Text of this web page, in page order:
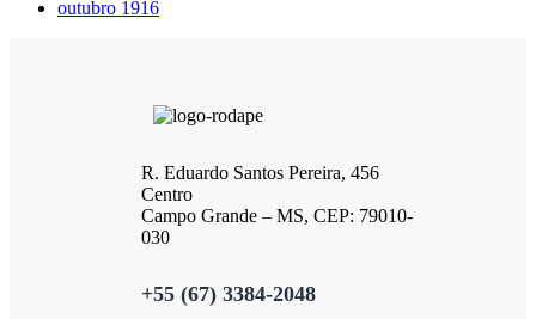
outubro 1916
R. Eduardo Santos Pereira, 456
Centro
Campo Grande – MS, CEP: 79010-
030
+55 (67) 3384-2048